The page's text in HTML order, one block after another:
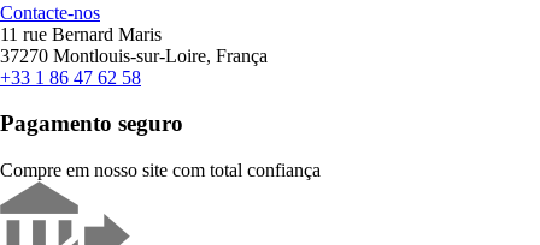
Contacte-nos
11 rue Bernard Maris
37270 Montlouis-sur-Loire, França
+33 1 86 47 62 58
Pagamento seguro
Compre em nosso site com total confiança